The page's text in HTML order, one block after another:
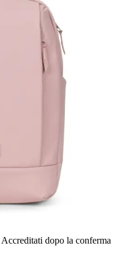
Accreditati dopo la conferma